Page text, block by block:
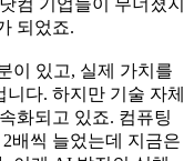
되었죠.
이 있고, 실제 가치를
다. 하지만 기술 자체
화되고 있죠. 컴퓨팅
배씩 늘었는데 지금은